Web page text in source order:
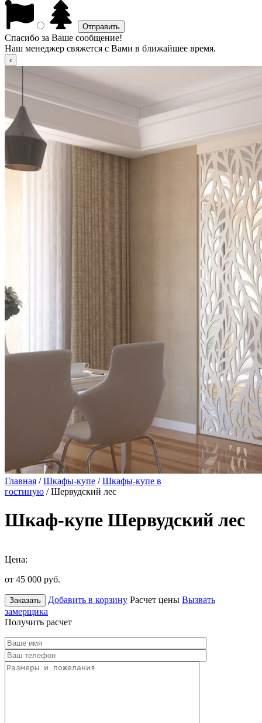
Спасибо за Ваше сообщение!
Наш менеджер свяжется с Вами в ближайшее время.
Главная /Шкафы-купе /Шкафы-купе в
гостиную / Шервудский лес
Шкаф-купе Шервудский лес
Цена:
от 45 000 руб.
Заказать Добавить в корзину Расчет цены Вызвать
замерщика
Получить расчет